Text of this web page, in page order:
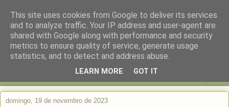
domingo, 19 de novembro de 2023
This site uses cookies from Google to deliver its services
and to analyze traffic. Your IP address and user-agent are
shared with Google along with performance and security
metrics to ensure quality of service, generate usage
statistics, and to detect and address abuse.
LEARN MORE GOT IT